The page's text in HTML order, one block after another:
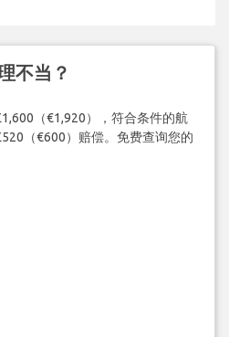
不当？
（€1,920），符合条件的航
（€600）赔偿。免费查询您的